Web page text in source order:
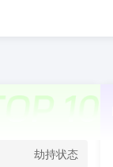
劫持状态